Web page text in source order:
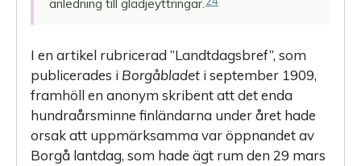
anledning till glädjeyttringar.
I en artikel rubricerad ”Landtdagsbref”, som
publicerades i Borgåbladet i september 1909,
framhöll en anonym skribent att det enda
hundraårsminne finländarna under året hade
orsak att uppmärksamma var öppnandet av
Borgå lantdag, som hade ägt rum den 29 mars